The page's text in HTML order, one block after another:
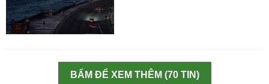
BẤM ĐỂ XEM THÊM (70 TIN)